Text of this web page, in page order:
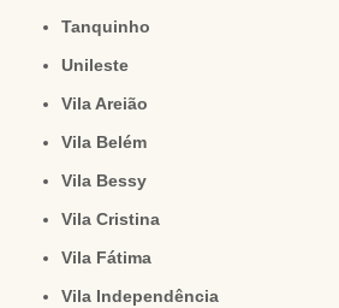
Tanquinho
Unileste
Vila Areião
Vila Belém
Vila Bessy
Vila Cristina
Vila Fátima
Vila Independência